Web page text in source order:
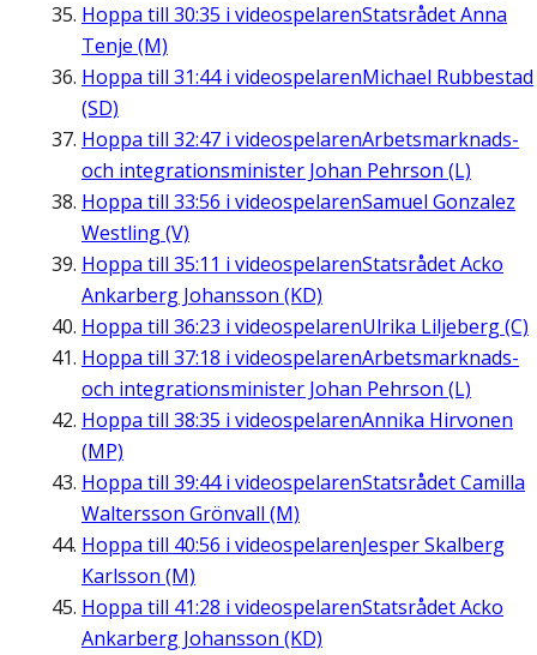
Hoppa till 30:35 i videospelarenStatsrådet Anna
Tenje (M)
Hoppa till 31:44i videospelarenMichael Rubbestad
(SD)
Hoppa till 32:47 i videospelarenArbetsmarknads-
och integrationsminister Johan Pehrson (L)
Hoppa till 33:56 i videospelarenSamuel Gonzalez
Westling (V)
Hoppa till 35:11 i videospelarenStatsrådet Acko
Ankarberg Johansson (KD)
Hoppa till 36:23 i videospelarenUlrika Liljeberg (C)
Hoppa till 37:18 i videospelarenArbetsmarknads-
och integrationsminister Johan Pehrson (L)
Hoppa till 38:35 i videospelarenAnnika Hirvonen
(MP)
Hoppa till 39:44i videospelarenStatsrådet Camilla
Waltersson Grönvall (M)
Hoppa till 40:56 i videospelarenJesper Skalberg
Karlsson (M)
Hoppa till 41:28 i videospelarenStatsrådet Acko
Ankarberg Johansson (KD)